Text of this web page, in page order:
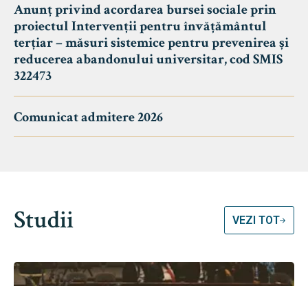
Anunț privind acordarea bursei sociale prin
proiectul Intervenții pentru învățământul
terțiar – măsuri sistemice pentru prevenirea și
reducerea abandonului universitar, cod SMIS
322473
Comunicat admitere 2026
Studii VEZI TOT